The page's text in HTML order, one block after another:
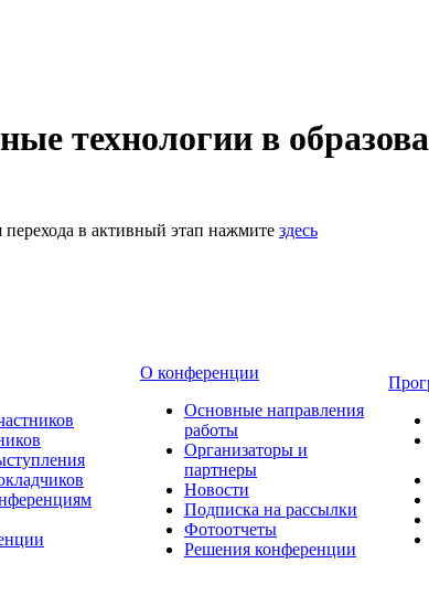
технологии в
в активный этап нажмите здесь
О конференции
Основные направления
работы
Организаторы и
партнеры
Новости
Подписка на рассылки
Фотоотчеты
Решения конференции